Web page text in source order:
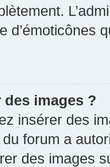
d’émoticônes
images ?
insérer des
du forum a
des images